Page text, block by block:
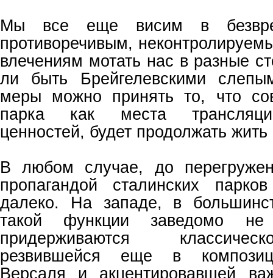
Мы все еще висим в
противоречивым,
влечениям мотать нас в разные
ли быть Брейгелевскими
меры можно принять то, что
парка как места
ценностей, будет продолжать
В любом случае, до
пропагандой сталинских
далеко. На западе, в
такой функции заведомо
придерживаются
резвившейся еще в
Версаля и акцентировавшей